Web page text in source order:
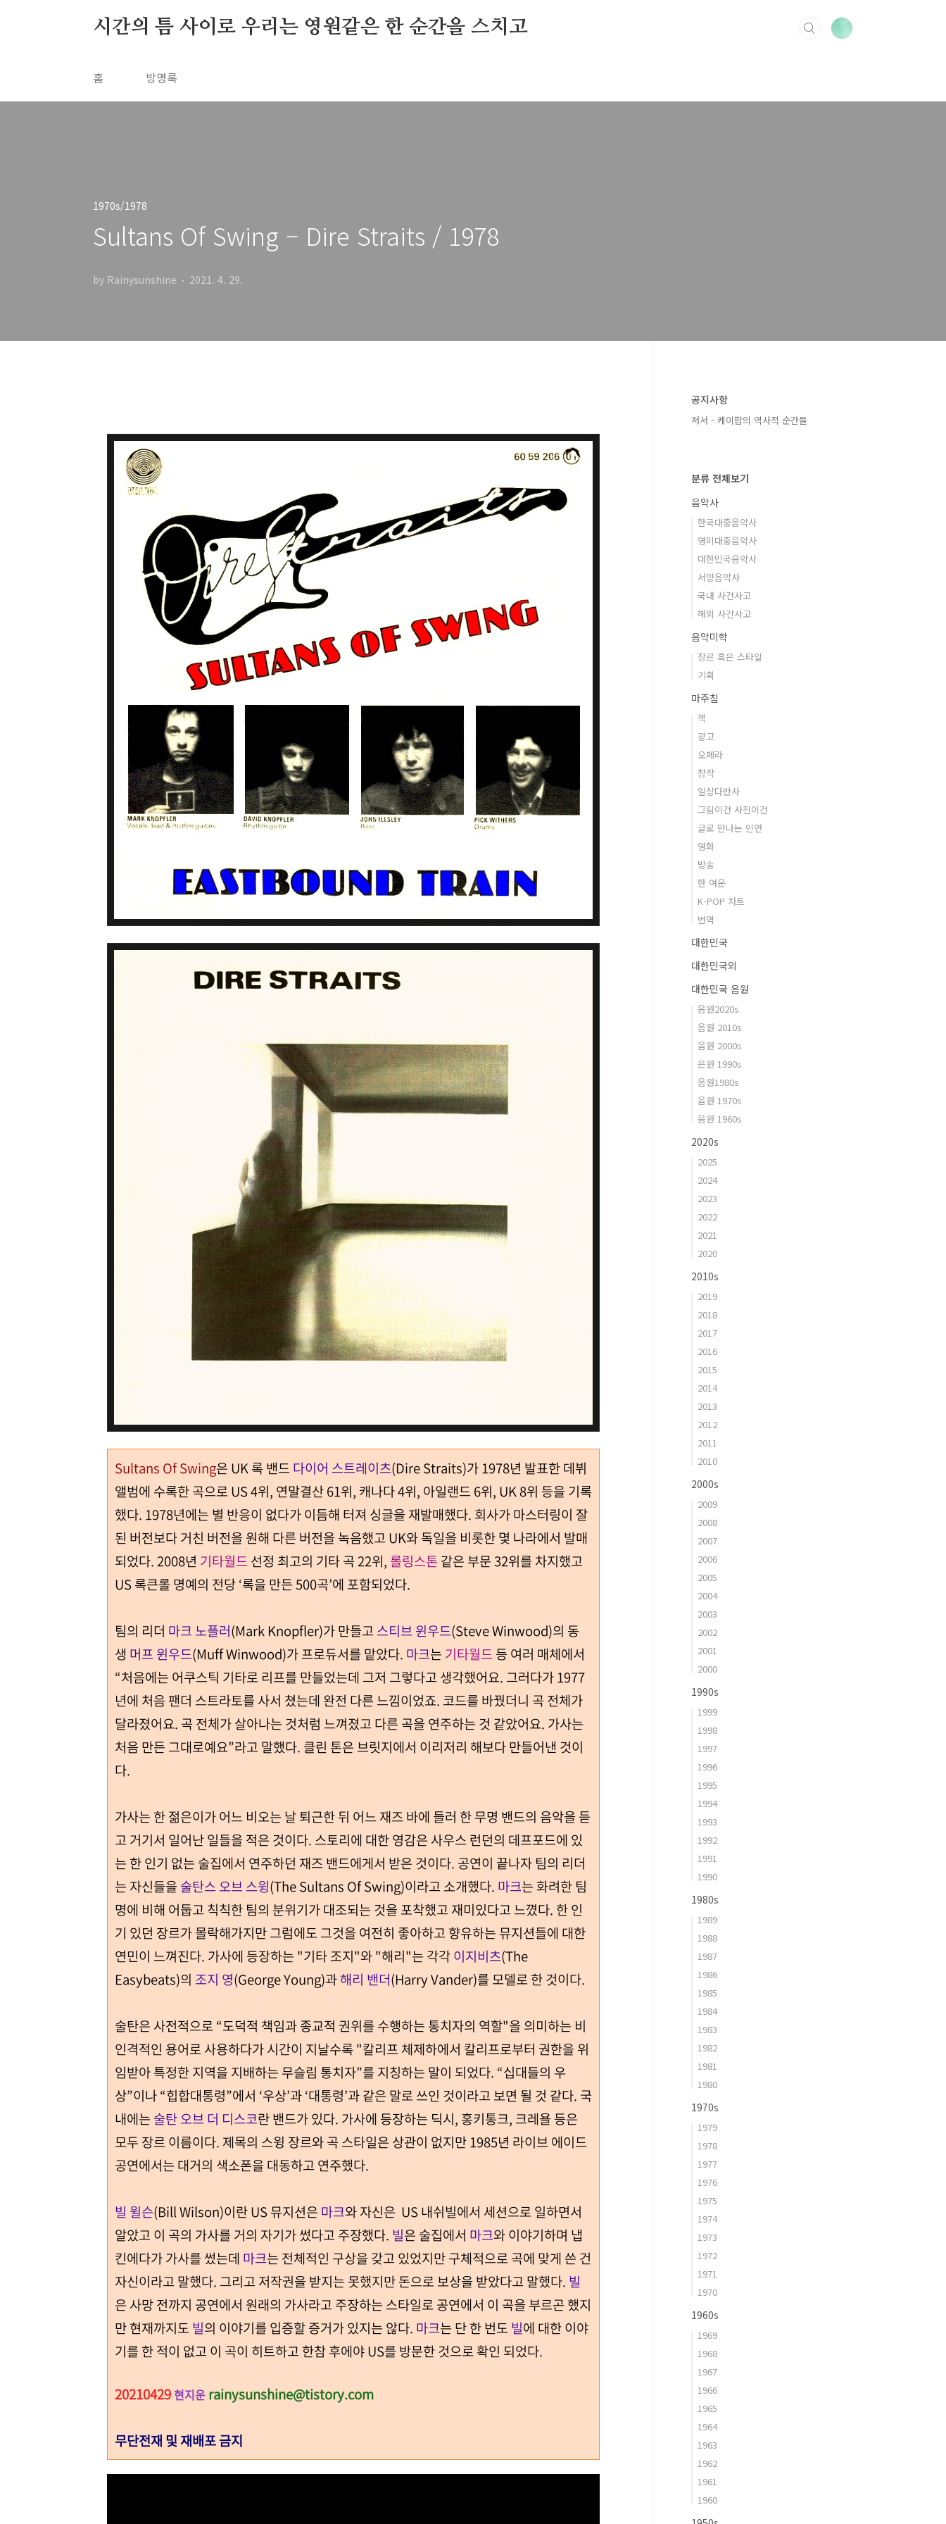
시간의 틈 사이로 우리는 영원같은 한 순간을 스치고
홈 방명록
1970s/1978
Sultans Of Swing – Dire Straits / 1978
by Rainysunshine 2021. 4. 29.
Sultans Of Swing은 UK 록 밴드다이어 스트레이츠(Dire Straits)가 1978년 발표한 데뷔
앨범에 수록한 곡으로 US 4위, 연말결산 61위, 캐나다 4위, 아일랜드 6위, UK 8위 등을 기록
했다. 1978년에는 별 반응이 없다가 이듬해 터져 싱글을 재발매했다. 회사가 마스터링이 잘
된 버전보다 거친 버전을 원해 다른 버전을 녹음했고 UK와 독일을 비롯한 몇 나라에서 발매
되었다. 2008년 기타월드선정 최고의 기타 곡 22위, 롤링스톤 같은 부문 32위를 차지했고
US 록큰롤 명예의 전당 ‘록을 만든 500곡’에 포함되었다.
팀의 리더 마크 노플러(Mark Knopfler)가 만들고 스티브 윈우드(Steve Winwood)의 동
생 머프 윈우드(Muff Winwood)가 프로듀서를 맡았다. 마크는 기타월드등 여러 매체에서
“처음에는 어쿠스틱 기타로 리프를 만들었는데 그저 그렇다고 생각했어요. 그러다가 1977
년에 처음 팬더 스트라토를 사서 쳤는데 완전 다른 느낌이었죠. 코드를 바꿨더니 곡 전체가
달라졌어요. 곡 전체가 살아나는 것처럼 느껴졌고 다른 곡을 연주하는 것 같았어요. 가사는
처음 만든 그대로예요”라고 말했다. 클린 톤은 브릿지에서 이리저리 해보다 만들어낸 것이
다.
가사는 한 젊은이가 어느 비오는 날 퇴근한 뒤 어느 재즈 바에 들러 한 무명 밴드의 음악을 듣
고 거기서 일어난 일들을 적은 것이다. 스토리에 대한 영감은 사우스 런던의 데프포드에 있
는 한 인기 없는 술집에서 연주하던 재즈 밴드에게서 받은 것이다. 공연이 끝나자 팀의 리더
는 자신들을 술탄스 오브 스윙(The Sultans Of Swing)이라고 소개했다. 마크는 화려한 팀
명에 비해 어둡고 칙칙한 팀의 분위기가 대조되는 것을 포착했고 재미있다고 느꼈다. 한 인
기 있던 장르가 몰락해가지만 그럼에도 그것을 여전히 좋아하고 향유하는 뮤지션들에 대한
연민이 느껴진다. 가사에 등장하는 "기타 조지"와 "해리"는 각각이지비츠(The
Easybeats)의 조지 영(George Young)과해리 밴더(Harry Vander)를 모델로 한 것이다.
술탄은 사전적으로 “도덕적 책임과 종교적 권위를 수행하는 통치자의 역할"을 의미하는 비
인격적인 용어로 사용하다가 시간이 지날수록 "칼리프 체제하에서 칼리프로부터 권한을 위
임받아 특정한 지역을 지배하는 무슬림 통치자”를 지칭하는 말이 되었다. “십대들의 우
상”이나 “힙합대통령”에서 ‘우상’과 ‘대통령’과 같은 말로 쓰인 것이라고 보면 될 것 같다. 국
내에는 술탄 오브 더 디스코란 밴드가 있다. 가사에 등장하는 딕시, 홍키통크, 크레욜 등은
모두 장르 이름이다. 제목의 스윙 장르와 곡 스타일은 상관이 없지만 1985년 라이브 에이드
공연에서는 대거의 색소폰을 대동하고 연주했다.
빌 윌슨(Bill Wilson)이란 US 뮤지션은 마크와 자신은 US 내쉬빌에서 세션으로 일하면서
알았고 이 곡의 가사를 거의 자기가 썼다고 주장했다. 빌은 술집에서 마크와 이야기하며 냅
킨에다가 가사를 썼는데 마크는 전체적인 구상을 갖고 있었지만 구체적으로 곡에 맞게 쓴 건
자신이라고 말했다. 그리고 저작권을 받지는 못했지만 돈으로 보상을 받았다고 말했다. 빌
은 사망 전까지 공연에서 원래의 가사라고 주장하는 스타일로 공연에서 이 곡을 부르곤 했지
만 현재까지도빌의 이야기를 입증할 증거가 있지는 않다. 마크는 단 한 번도빌에 대한 이야
기를 한 적이 없고 이 곡이 히트하고 한참 후에야 US를 방문한 것으로 확인 되었다.
20210429 현지운 rainysunshine@tistory.com
무단전재 및 재배포 금지
공지사항
저서 - 케이팝의 역사적 순간들
분류 전체보기
음악사
한국대중음악사
영미대중음악사
대한민국음악사
서양음악사
국내 사건사고
해외 사건사고
음악미학
장르 혹은 스타일
기획
마주침
책
광고
오페라
창작
일상다반사
그림이건 사진이건
글로 만나는 인연
영화
방송
한 여운
K-POP 차트
번역
대한민국
대한민국외
대한민국 음원
음원2020s
음원 2010s
음원 2000s
은원 1990s
음원1980s
음원 1970s
음원 1960s
2020s
2025
2024
2023
2022
2021
2020
2010s
2019
2018
2017
2016
2015
2014
2013
2012
2011
2010
2000s
2009
2008
2007
2006
2005
2004
2003
2002
2001
2000
1990s
1999
1998
1997
1996
1995
1994
1993
1992
1991
1990
1980s
1989
1988
1987
1986
1985
1984
1983
1982
1981
1980
1970s
1979
1978
1977
1976
1975
1974
1973
1972
1971
1970
1960s
1969
1968
1967
1966
1965
1964
1963
1962
1961
1960